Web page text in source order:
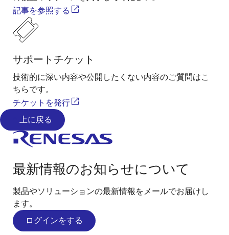
記事を参照する
サポートチケット
技術的に深い内容や公開したくない内容のご質問はこ
ちらです。
チケットを発行
上に戻る
最新情報のお知らせについて
製品やソリューションの最新情報をメールでお届けし
ます。
ログインをする